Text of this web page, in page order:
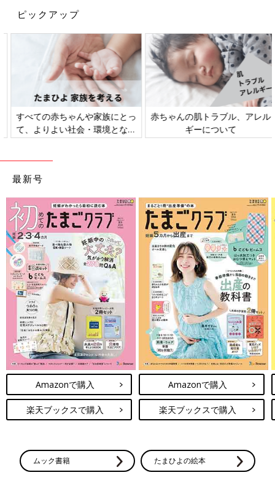
ピックアップ
すべての赤ちゃんや家族にとっ
て、よりよい社会・環境となる
ことをめざしてさまざまな課題
赤ちゃんの肌トラブル、アレル
ギーについて
最新号
Amazonで購入
楽天ブックスで購入
Amazonで購入
楽天ブックスで購入
ムック書籍 たまひよの絵本